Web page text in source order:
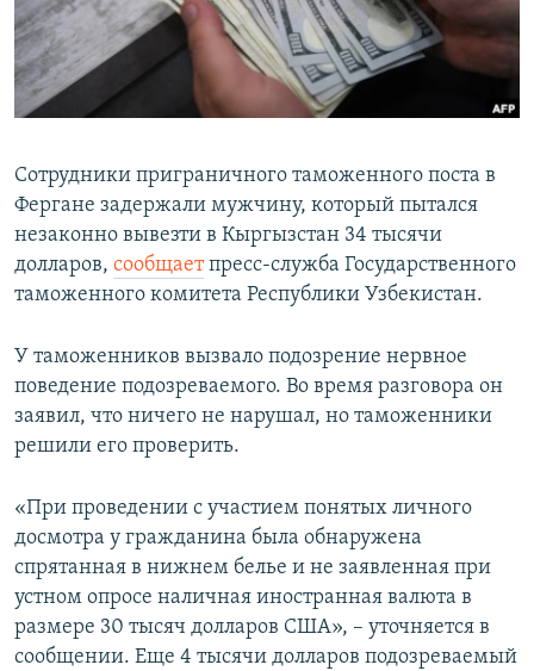
Сотрудники приграничного таможенного поста в
Фергане задержали мужчину, который пытался
незаконно вывезти в Кыргызстан 34 тысячи
долларов, сообщаетпресс-служба Государственного
таможенного комитета Республики Узбекистан.
У таможенников вызвало подозрение нервное
поведение подозреваемого. Во время разговора он
заявил, что ничего не нарушал, но таможенники
решили его проверить.
«При проведении с участием понятых личного
досмотра у гражданина была обнаружена
спрятанная в нижнем белье и не заявленная при
устном опросе наличная иностранная валюта в
размере 30 тысяч долларов США», – уточняется в
сообщении. Еще 4 тысячи долларов подозреваемый